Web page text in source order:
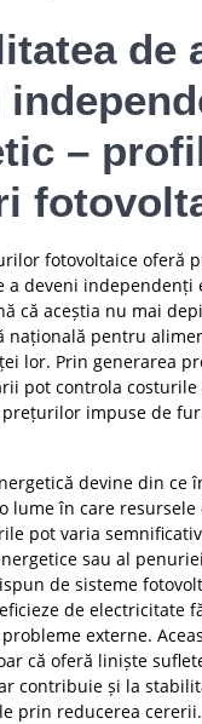
de
–
fotovoltaice oferă
a deveni independenți
că aceștia nu mai
națională pentru
lor. Prin generarea
pot controla
impuse de
devine din ce
lume în care resursele
pot varia
sau al
de sisteme
de electricitate
externe.
că oferă liniște
contribuie și la
prin reducerea cererii.